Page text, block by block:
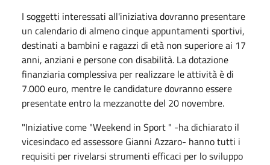
I soggetti interessati all'iniziativa dovranno presentare
un calendario di almeno cinque appuntamenti sportivi,
destinati a bambini e ragazzi di età non superiore ai 17
anni, anziani e persone con disabilità. La dotazione
finanziaria complessiva per realizzare le attività è di
7.000 euro, mentre le candidature dovranno essere
presentate entro la mezzanotte del 20 novembre.
"Iniziative come "Weekend in Sport " -ha dichiarato il
vicesindaco ed assessore Gianni Azzaro- hanno tutti i
requisiti per rivelarsi strumenti efficaci per lo sviluppo